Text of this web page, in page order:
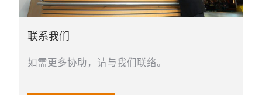
联系我们
如需更多协助，请与我们联络。